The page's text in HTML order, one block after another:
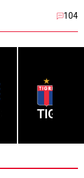
104
TIG